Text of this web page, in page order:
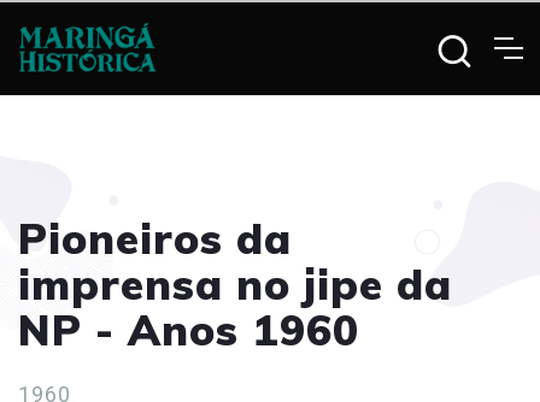
Pioneiros da
imprensa no jipe da
NP - Anos 1960
1960